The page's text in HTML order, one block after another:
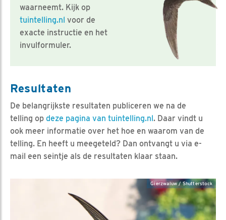
waarneemt. Kijk op
tuintelling.nl voor de
exacte instructie en het
invulformuler.
Resultaten
De belangrijkste resultaten publiceren we na de
telling op deze pagina van tuintelling.nl. Daar vindt u
ook meer informatie over het hoe en waarom van de
telling. En heeft u meegeteld? Dan ontvangt u via e-
mail een seintje als de resultaten klaar staan.
Gierzwaluw / Shutterstock